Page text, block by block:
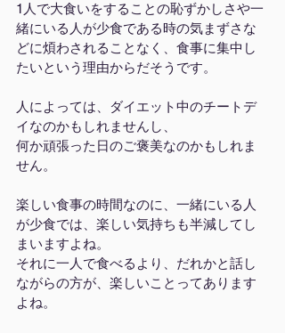
1人で大食いをすることの恥ずかしさや一
緒にいる人が少食である時の気まずさな
どに煩わされることなく、食事に集中し
たいという理由からだそうです。
人によっては、ダイエット中のチートデ
イなのかもしれませんし、
何か頑張った日のご褒美なのかもしれま
せん。
楽しい食事の時間なのに、一緒にいる人
が少食では、楽しい気持ちも半減してし
まいますよね。
それに一人で食べるより、だれかと話し
ながらの方が、楽しいことってあります
よね。